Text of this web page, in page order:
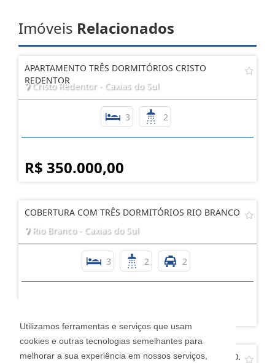
Utilizamos ferramentas e serviços que usam
cookies e outras tecnologias semelhantes para
melhorar a sua experiência em nossos serviços,
Imóveis Relacionados
APARTAMENTO TRÊS DORMITÓRIOS CRISTO
REDENTOR
Cristo Redentor - Caxias do Sul
3 2
R$ 350.000,00
COBERTURA COM TRÊS DORMITÓRIOS RIO BRANCO
Rio Branco - Caxias do Sul
3 2 2
APARTAMENTO TRÊS DORMITÓRIOS NO EXPOSIÇÃO.